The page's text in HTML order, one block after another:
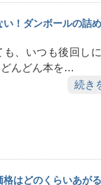
！ダンボールの詰
、いつも後回し
どんどん本を…
続き
はどのくらいあが